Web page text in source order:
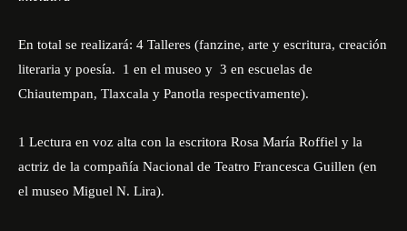
En total se realizará: 4 Talleres (fanzine, arte y escritura, creación
literaria y poesía. 1 en el museo y 3 en escuelas de
Chiautempan, Tlaxcala y Panotla respectivamente).
1 Lectura en voz alta con la escritora Rosa María Roffiel y la
actriz de la compañía Nacional de Teatro Francesca Guillen (en
el museo Miguel N. Lira).